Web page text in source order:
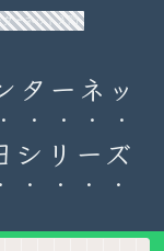
ーネット入門
ターネッ
シリーズ